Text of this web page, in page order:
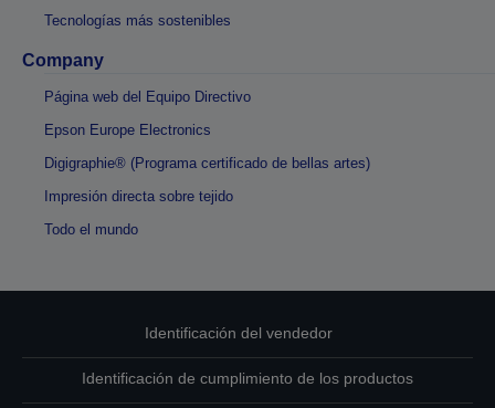
Tecnologías más sostenibles
Company
Página web del Equipo Directivo
Epson Europe Electronics
Digigraphie® (Programa certificado de bellas artes)
Impresión directa sobre tejido
Todo el mundo
Identificación del vendedor
Identificación de cumplimiento de los productos